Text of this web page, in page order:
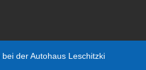
der Autohaus Leschitzki